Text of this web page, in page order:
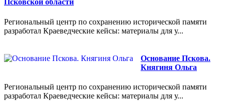
Псковской области
Региональный центр по сохранению исторической памяти
разработал Краеведческие кейсы: материалы для у...
Основание Пскова.
Княгиня Ольга
Региональный центр по сохранению исторической памяти
разработал Краеведческие кейсы: материалы для у...